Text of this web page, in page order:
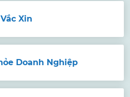
Xin
Doanh Nghiệp